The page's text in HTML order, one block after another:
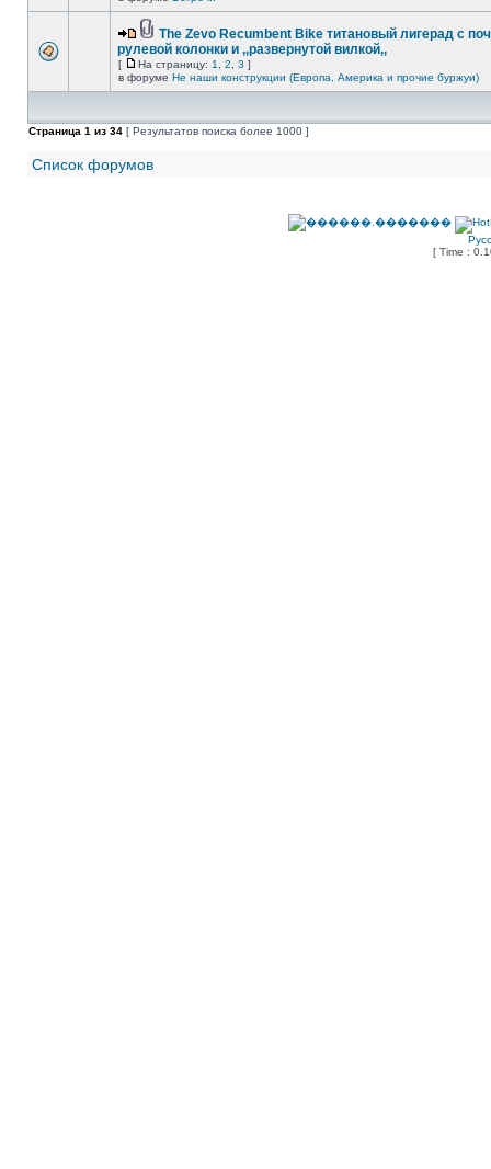
The Zevo Recumbent Bike титановый лигерад с
рулевой колонки и ,,развернутой вилкой,,
[ На страницу: 1 2 3 ]
в форуме Не наши конструкции (Европа, Америка и прочие буржуи)
Страница 1 из 34 [ Результатов поиска более 1000 ]
Список форумов
[ Time :